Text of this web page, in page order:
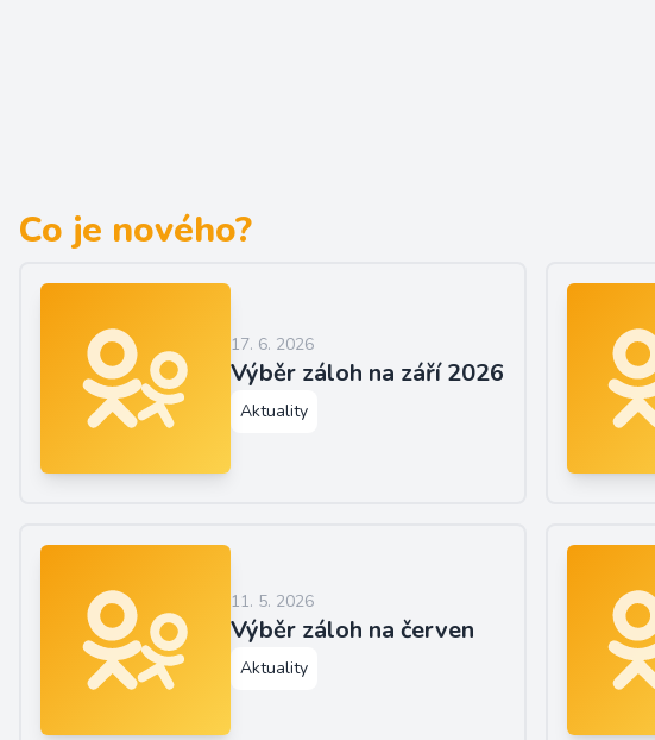
Co je nového?
17. 6. 2026
Výběr záloh na září 2026
Aktuality
11. 5. 2026
Výběr záloh na červen
Aktuality